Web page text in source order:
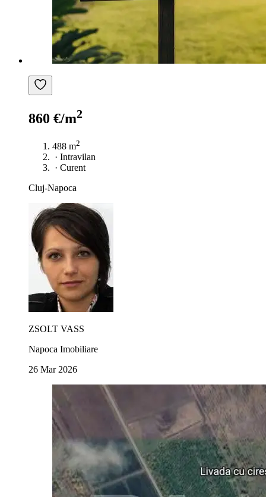
860 €/m2
488 m2
· Intravilan
· Curent
Cluj-Napoca
ZSOLT VASS
Napoca Imobiliare
26 Mar 2026